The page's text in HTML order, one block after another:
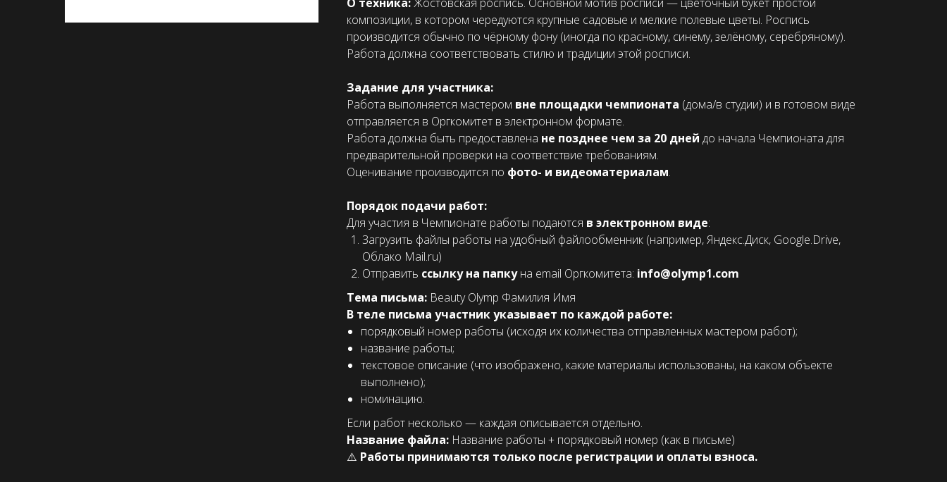
композиции, в котором чередуются крупные садовые и мелкие полевые цветы. Роспись
производится обычно по чёрному фону (иногда по красному, синему, зелёному, серебряному).
Работа должна соответствовать стилю и традиции этой росписи.
Задание для участника:
Работа выполняется мастером вне площадки чемпионата (дома/в студии) и в готовом виде
отправляется в Оргкомитет в электронном формате.
Работа должна быть предоставлена не позднее чем за 20 дней до начала Чемпионата для
предварительной проверки на соответствие требованиям.
Оценивание производится по фото- и видеоматериалам.
Порядок подачи работ:
Для участия в Чемпионате работы подаются в электронном виде:
Загрузить файлы работы на удобный файлообменник (например, Яндекс.Диск, Google.Drive,
Облако Mail.ru)
Отправить ссылку на папкуна email Оргкомитета: info@olymp1.com
Тема письма: Beauty Olymp Фамилия Имя
В теле письма участник указывает по каждой работе:
порядковый номер работы (исходя их количества отправленных мастером работ);
название работы;
текстовое описание (что изображено, какие материалы использованы, на каком объекте
выполнено);
номинацию.
Если работ несколько — каждая описывается отдельно.
Название файла: Название работы + порядковый номер (как в письме)
⚠️ Работы принимаются только после регистрации и оплаты взноса.